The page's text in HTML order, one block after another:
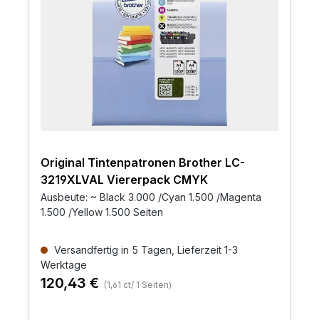
Original Tintenpatronen Brother LC-
3219XLVAL Viererpack CMYK
Ausbeute: ~ Black 3.000 /Cyan 1.500 /Magenta
1.500 /Yellow 1.500 Seiten
Versandfertig in 5 Tagen, Lieferzeit 1-3
Werktage
120,43 € (1,61 ct/ 1 Seiten)